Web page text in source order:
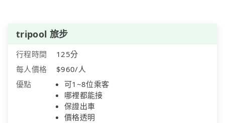
tripool 旅步
行程時間
125分
每人價格
$960/人
優點
可1~8位乘客
哪裡都能接
保證出車
價格透明